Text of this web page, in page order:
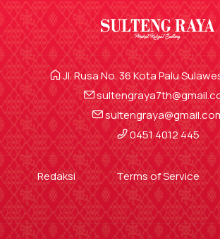
Jl. Rusa No. 36 Kota Palu
0451 4012 445
Redaksi Terms of Service